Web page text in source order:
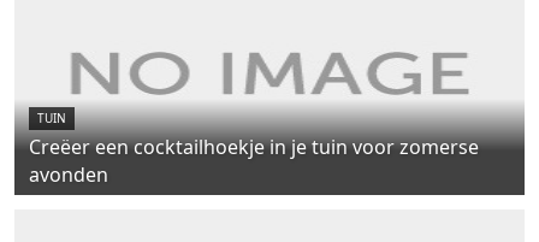
TUIN
Creëer een cocktailhoekje in je tuin voor zomerse
avonden